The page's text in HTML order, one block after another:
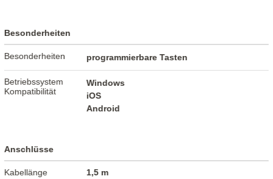
Besonderheiten
Besonderheiten programmierbare Tasten
Betriebssystem
Kompatibilität
Windows
iOS
Android
Anschlüsse
Kabellänge 1,5 m